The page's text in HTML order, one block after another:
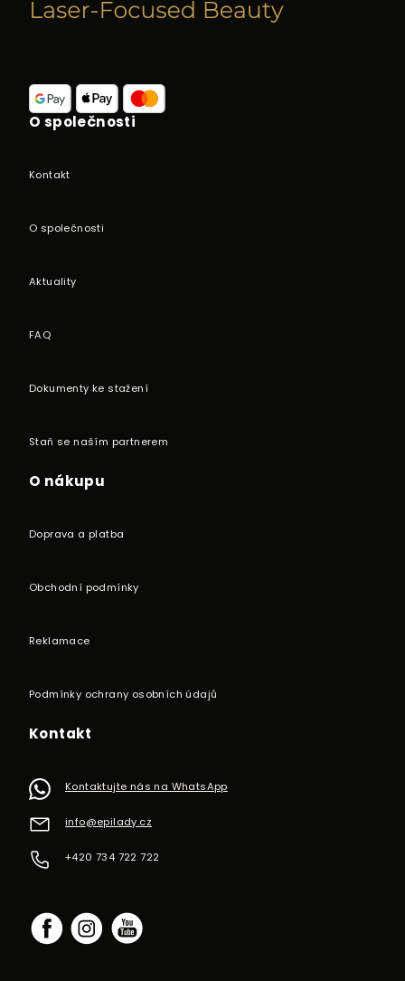
O společnosti
Kontakt
O společnosti
Aktuality
FAQ
Dokumenty ke stažení
Staň se naším partnerem
O nákupu
Doprava a platba
Obchodní podmínky
Reklamace
Podmínky ochrany osobních údajů
Kontakt
Kontaktujte nás na WhatsApp
info@epilady.cz
+420 734 722 722